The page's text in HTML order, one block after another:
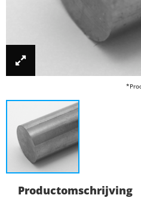
Productomschrijving